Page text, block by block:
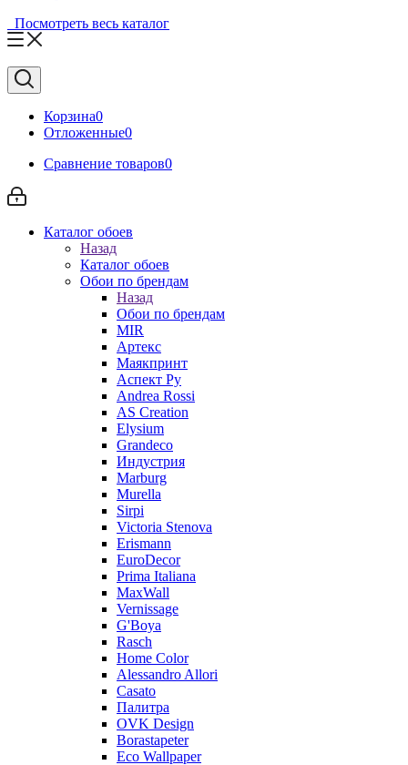
Посмотреть весь каталог
Корзина0
Отложенные0
Сравнение товаров0
Каталог обоев
Назад
Каталог обоев
Обои по брендам
Назад
Обои по брендам
MIR
Артекс
Маякпринт
Аспект Ру
Andrea Rossi
AS Creation
Elysium
Grandeco
Индустрия
Marburg
Murella
Sirpi
Victoria Stenova
Erismann
EuroDecor
Prima Italiana
MaxWall
Vernissage
G'Boya
Rasch
Home Color
Alessandro Allori
Casato
Палитра
OVK Design
Borastapeter
Eco Wallpaper